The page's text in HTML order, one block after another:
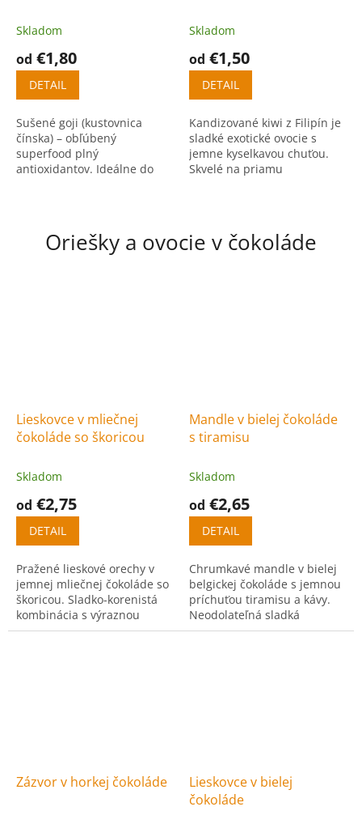
Skladom
od €1,80
DETAIL
Sušené goji (kustovnica
čínska) – obľúbený
superfood plný
antioxidantov. Ideálne do
Skladom
od €1,50
DETAIL
Kandizované kiwi z Filipín je
sladké exotické ovocie s
jemne kyselkavou chuťou.
Skvelé na priamu
Oriešky a ovocie v čokoláde
Lieskovce v mliečnej
čokoláde so škoricou
Skladom
od €2,75
DETAIL
Pražené lieskové orechy v
jemnej mliečnej čokoláde so
škoricou. Sladko-korenistá
kombinácia s výraznou
orieškovou chuťou.
Mandle v bielej čokoláde
s tiramisu
Skladom
od €2,65
DETAIL
Chrumkavé mandle v bielej
belgickej čokoláde s jemnou
príchuťou tiramisu a kávy.
Neodolateľná sladká
pochúťka.
Zázvor v horkej čokoláde
Lieskovce v bielej
čokoláde